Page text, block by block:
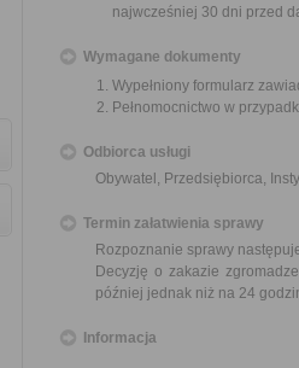
najwcześniej 30 dni przed
Wymagane dokumenty
Wypełniony formularz
Pełnomocnictwo w
Odbiorca usługi
Obywatel, Przedsiębiorca,
Termin załatwienia sprawy
Rozpoznanie sprawy
Decyzję o zakazie
później jednak niż na 24
Informacja